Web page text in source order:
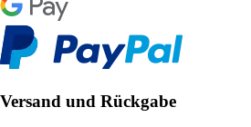
Versand und Rückgabe